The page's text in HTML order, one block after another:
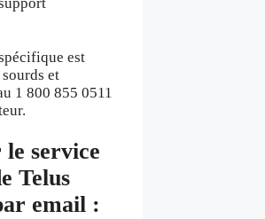
est
et
1 800 855 0511
service
Telus
email :